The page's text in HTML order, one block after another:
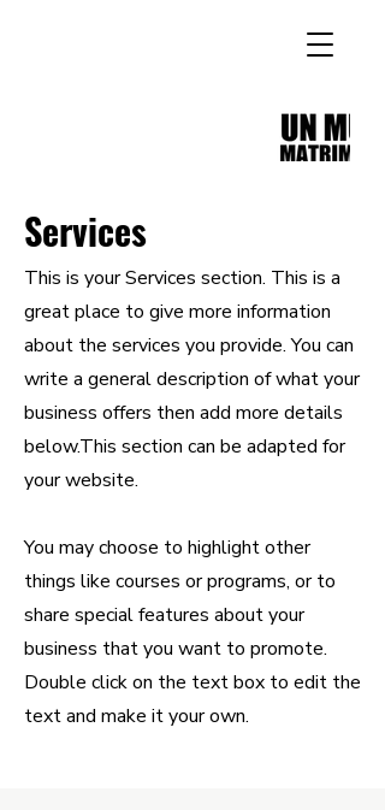
Services
This is your Services section. This is a
great place to give more information
about the services you provide. You can
write a general description of what your
business offers then add more details
below.This section can be adapted for
your website.
You may choose to highlight other
things like courses or programs, or to
share special features about your
business that you want to promote.
Double click on the text box to edit the
text and make it your own.